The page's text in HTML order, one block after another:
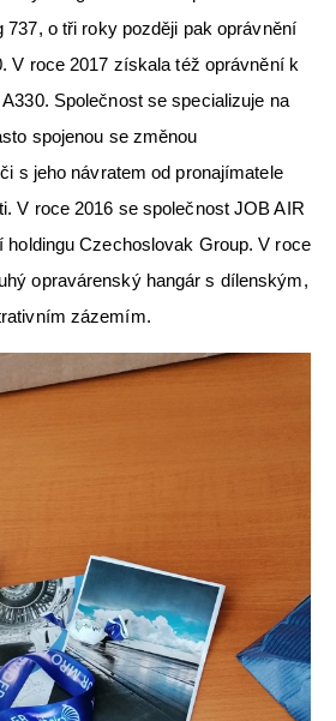
737, o tři roky později pak oprávnění
V roce 2017 získala též oprávnění k
Společnost se specializuje na
spojenou se změnou
s jeho návratem od pronajímatele
V roce 2016 se společnost JOB AIR
holdingu Czechoslovak Group. V roce
opravárenský hangár s dílenským,
zázemím.